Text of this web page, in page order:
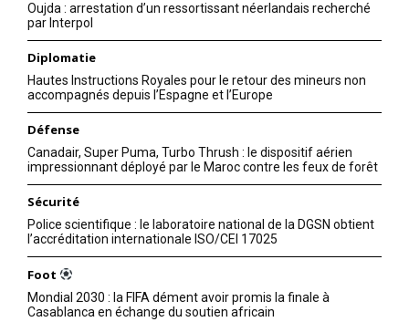
Oujda : arrestation d’un ressortissant néerlandais recherché
par Interpol
Diplomatie
Hautes Instructions Royales pour le retour des mineurs non
accompagnés depuis l’Espagne et l’Europe
Défense
Canadair, Super Puma, Turbo Thrush : le dispositif aérien
impressionnant déployé par le Maroc contre les feux de forêt
Sécurité
Police scientifique : le laboratoire national de la DGSN obtient
l’accréditation internationale ISO/CEI 17025
Foot
Mondial 2030 : la FIFA dément avoir promis la finale à
Casablanca en échange du soutien africain